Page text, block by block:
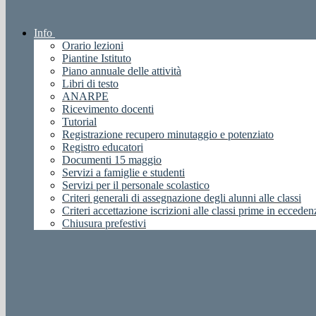
Info
Orario lezioni
Piantine Istituto
Piano annuale delle attività
Libri di testo
ANARPE
Ricevimento docenti
Tutorial
Registrazione recupero minutaggio e potenziato
Registro educatori
Documenti 15 maggio
Servizi a famiglie e studenti
Servizi per il personale scolastico
Criteri generali di assegnazione degli alunni alle classi
Criteri accettazione iscrizioni alle classi prime in
Chiusura prefestivi